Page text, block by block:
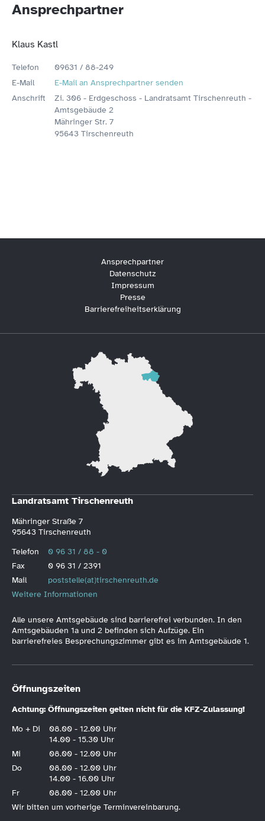
Ansprechpartner
Klaus Kastl
Telefon
09631 / 88-249
E-Mail
E-Mail an Ansprechpartner senden
Anschrift
Zi. 306 - Erdgeschoss - Landratsamt Tirschenreuth -
Amtsgebäude 2
Mähringer Str. 7
95643 Tirschenreuth
Ansprechpartner
Datenschutz
Impressum
Presse
Barrierefreiheitserklärung
Landratsamt Tirschenreuth
Mähringer Straße 7
95643 Tirschenreuth
Telefon
0 96 31 / 88 - 0
Fax
0 96 31 / 2391
Mail
poststelle(at)tirschenreuth.de
Weitere Informationen
Alle unsere Amtsgebäude sind barrierefrei verbunden. In den
Amtsgebäuden 1a und 2 befinden sich Aufzüge. Ein
barrierefreies Besprechungszimmer gibt es im Amtsgebäude 1.
Öffnungszeiten
Achtung: Öffnungszeiten gelten nicht für die KFZ-Zulassung!
Mo + Di
08.00 - 12.00 Uhr
14.00 - 15.30 Uhr
Mi
08.00 - 12.00 Uhr
Do
08.00 - 12.00 Uhr
14.00 - 16.00 Uhr
Fr
08.00 - 12.00 Uhr
Wir bitten um vorherige Terminvereinbarung.